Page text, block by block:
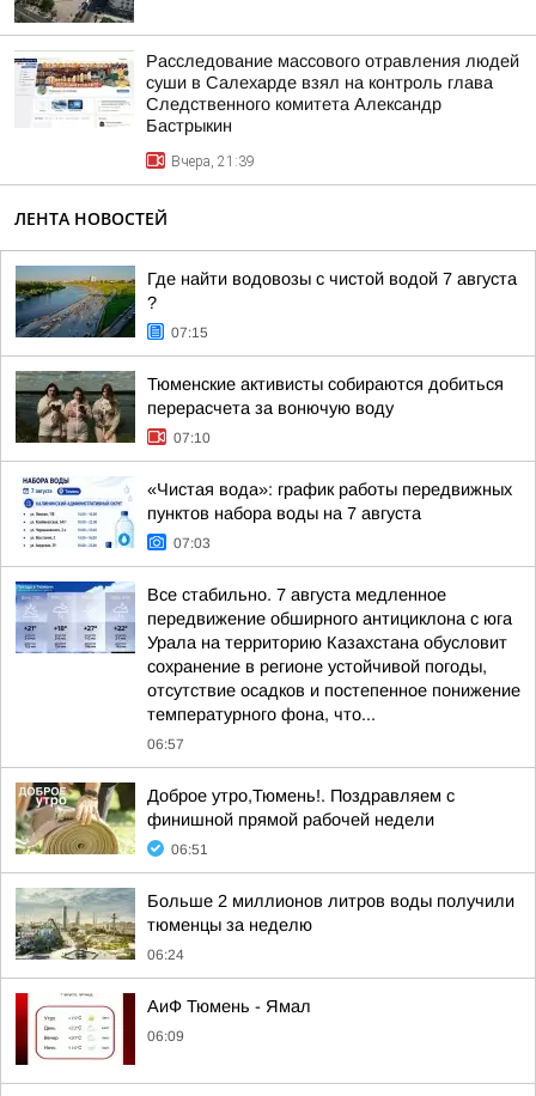
Расследование массового отравления людей
суши в Салехарде взял на контроль глава
Следственного комитета Александр
Бастрыкин
Вчера, 21:39
ЛЕНТА НОВОСТЕЙ
Где найти водовозы с чистой водой 7 августа
?
07:15
Тюменские активисты собираются добиться
перерасчета за вонючую воду
07:10
«Чистая вода»: график работы передвижных
пунктов набора воды на 7 августа
07:03
Все стабильно. 7 августа медленное
передвижение обширного антициклона с юга
Урала на территорию Казахстана обусловит
сохранение в регионе устойчивой погоды,
отсутствие осадков и постепенное понижение
температурного фона, что...
06:57
Доброе утро,Тюмень!. Поздравляем с
финишной прямой рабочей недели
06:51
Больше 2 миллионов литров воды получили
тюменцы за неделю
06:24
АиФ Тюмень - Ямал
06:09